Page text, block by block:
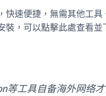
速便捷，無需其他工具
裝，可以點擊此處查看並
工具自备海外网络